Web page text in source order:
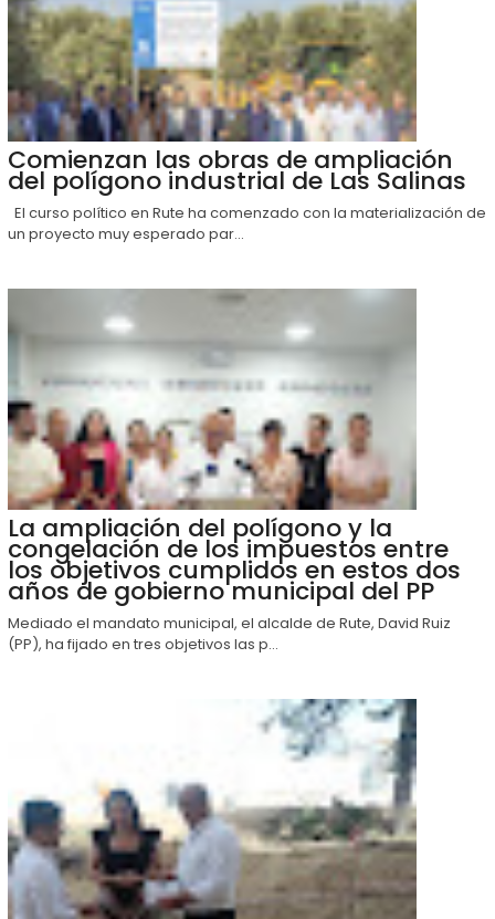
Comienzan las obras de ampliación
del polígono industrial de Las Salinas
El curso político en Rute ha comenzado con la materialización de
un proyecto muy esperado par...
La ampliación del polígono y la
congelación de los impuestos entre
los objetivos cumplidos en estos dos
años de gobierno municipal del PP
Mediado el mandato municipal, el alcalde de Rute, David Ruiz
(PP), ha fijado en tres objetivos las p...